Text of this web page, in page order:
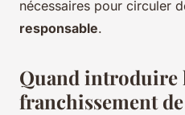
nécessaires pour circuler
responsable.
Quand introduire
franchissement